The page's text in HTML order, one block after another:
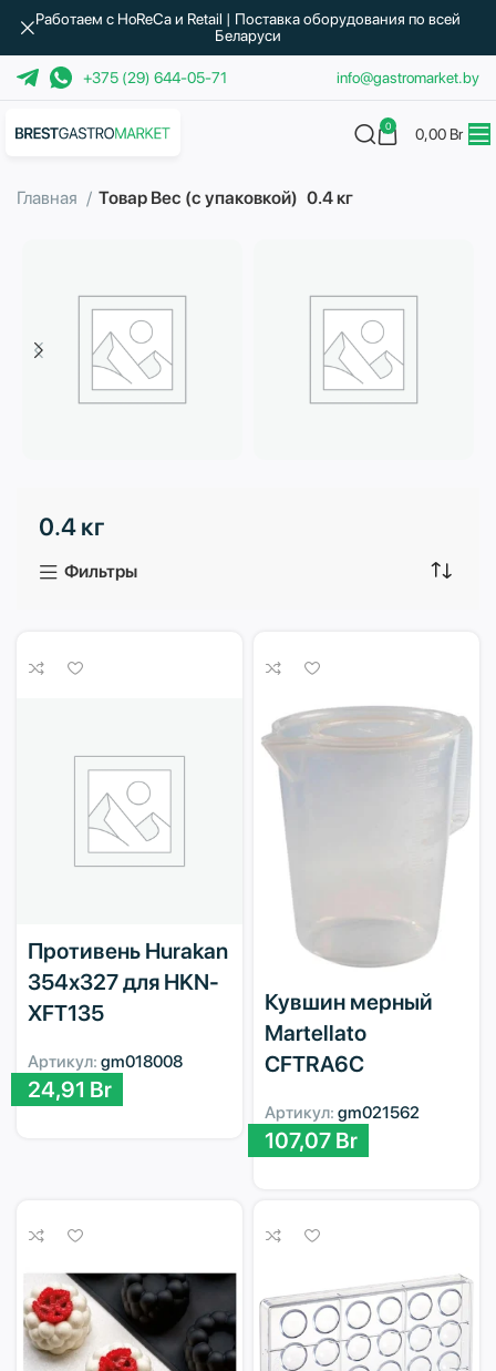
+375 (29) 644-05-71 info@gastromarket.by
0 0,00 Br
Главная Товар Вес (с упаковкой) 0.4 кг
3 продукта
0.4 кг
Фильтры
Противень Hurakan
354х327 для HKN-
XFT135
Артикул: gm018008
24,91 Br
Кувшин мерный
Martellato
CFTRA6C
Артикул: gm021562
107,07 Br
Работаем с HoReCa и Retail | Поставка оборудования по всей
Беларуси